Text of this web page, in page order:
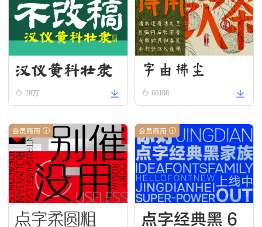
汉仪黄科壮隶
W28万
字由拂尘
66108
会员商用
点字柔圆粗
会员商用
点字经典黑 6